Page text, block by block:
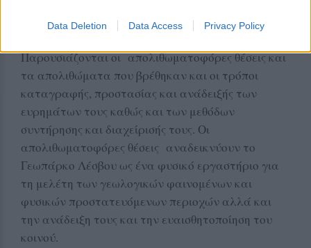
Data Deletion Data Access Privacy Policy
Γνωριμία με τα γεωλογικά μνημεία του
Παρουσιάζονται οι απολιθωματοφόρες θέσεις και
τα απολιθώματα που βρέθηκαν και οι τρόποι
καταγραφής, προστασίας και ανάδειξής των
ευρημάτων τους καθώς και των μεθόδων
συντήρησης και διαχείρισής τους. Οι
απολιθωματοφόρες θέσεις αναδεικνύουν το
Γεωπάρκο Λέσβου ως ένα φυσικό εργαστήριο για
τη μελέτη των γεωλογικών φαινομένων και
φυσικών προστατευόμενων περιοχών αλλά και
την ανάδειξη τους και την ευαισθητοποίηση του
κοινού.